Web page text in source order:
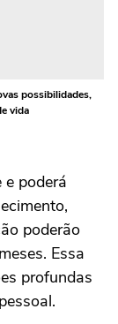
possibilidades,
vida
poderá
poderão
Essa
profundas